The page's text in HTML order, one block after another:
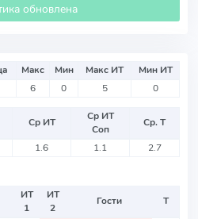
обновлена
Макс Мин Макс ИТ
Мин ИТ
6 0 5 0
Ср ИТ
Ср ИТ
Соп
Ср. Т
1.6 1.1 2.7
ИТ
1
ИТ
2
Гости Т